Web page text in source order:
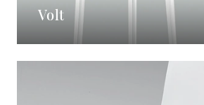
Volt